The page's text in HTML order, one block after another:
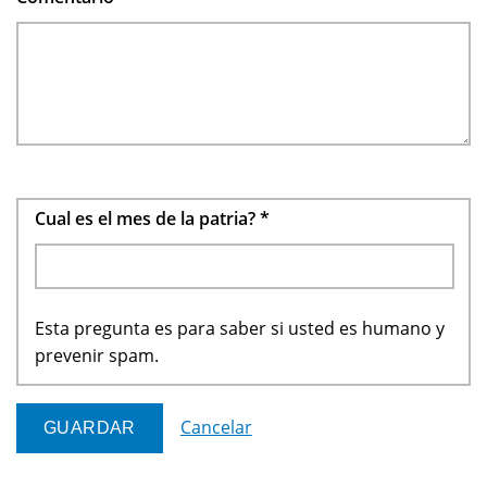
Cual es el mes de la patria?*
Esta pregunta es para saber si usted es humano y
prevenir spam.
Cancelar